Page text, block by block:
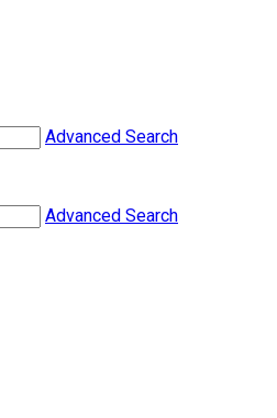
Advanced Search
Advanced Search